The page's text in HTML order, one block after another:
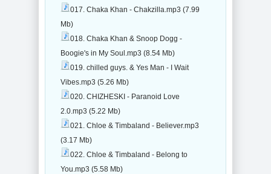
017. Chaka Khan - Chakzilla.mp3 (7.99
Mb)
018. Chaka Khan & Snoop Dogg -
Boogie's in My Soul.mp3 (8.54 Mb)
019. chilled guys. & Yes Man - I Wait
Vibes.mp3 (5.26 Mb)
020. CHIZHESKI - Paranoid Love
2.0.mp3 (5.22 Mb)
021. Chloe & Timbaland - Believer.mp3
(3.17 Mb)
022. Chloe & Timbaland - Belong to
You.mp3 (5.58 Mb)